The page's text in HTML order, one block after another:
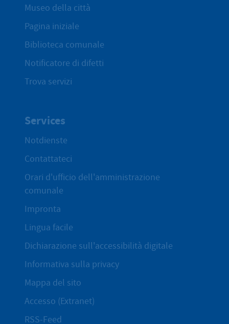
Museo della città
Pagina iniziale
Biblioteca comunale
Notificatore di difetti
Trova servizi
Services
Notdienste
Contattateci
Orari d'ufficio dell'amministrazione
comunale
Impronta
Lingua facile
Dichiarazione sull'accessibilità digitale
Informativa sulla privacy
Mappa del sito
Accesso (Extranet)
RSS-Feed